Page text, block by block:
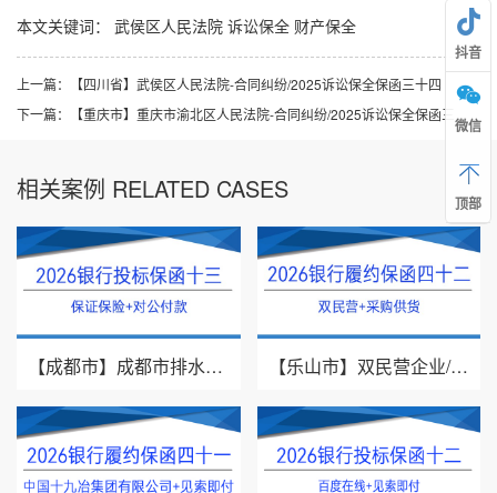
本文关键词： 武侯区人民法院 诉讼保全 财产保全
上一篇：
【四川省】武侯区人民法院-合同纠纷/2025诉讼保全保函三十四
下一篇：
【重庆市】重庆市渝北区人民法院-合同纠纷/2025诉讼保全保函三十六
相关案例 RELATED CASES
【成都市】成都市排水有限责任公司/投标保证保险/2026银行投标保函十三 【乐山市】双民营企业/采购供货/2026年银行履约保函四十二
抖音
微信
顶部